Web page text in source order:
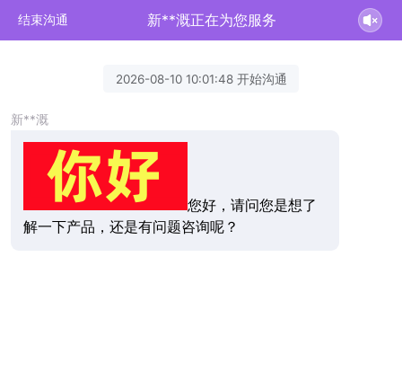
结束沟通 新**溉正在为您服务
2026-08-10 10:01:48 开始沟通
新**溉
您好，请问您是想了
解一下产品，还是有问题咨询呢？